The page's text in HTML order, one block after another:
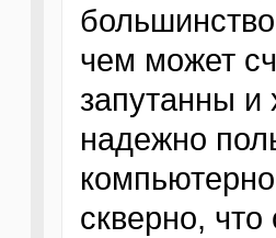
чем может
запутанны
надежно
скверно,